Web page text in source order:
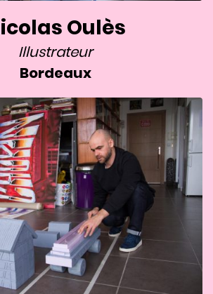
Oulès
Illustrateur
Bordeaux